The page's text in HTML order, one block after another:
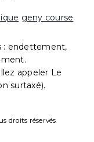
geny course
: endettement,
appeler Le
surtaxé).
droits réservés